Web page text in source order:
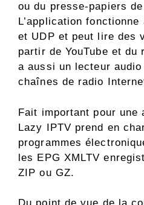
ou du presse-papiers
L’application
et UDP et peut lire des
partir de YouTube et
a aussi un lecteur
chaînes de radio
Fait important pour une
Lazy IPTV prend en
programmes
les EPG XMLTV
ZIP ou GZ.